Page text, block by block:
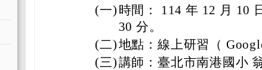
(一) 時間： 114 年 12 月 10
30 分。
(二)地點：線上研習（
(三)講師：臺北市南港國小